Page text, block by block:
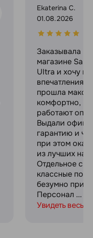
Ekaterina C.
01.08.2026
Заказывала в
магазине
Ultra и хочу
прошла
комфортно,
работают
Выдали
гарантию и
при этом
из лучших на
Отдельное
классные
безумно
Персонал ...
Увидеть весь